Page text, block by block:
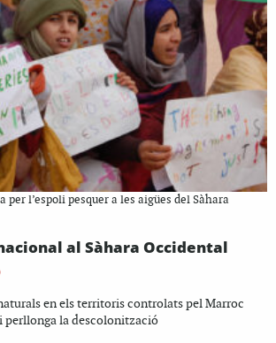
per l’espoli pesquer a les aigües del Sàhara
al Sàhara Occidental
en els territoris controlats pel Marroc
perllonga la descolonització